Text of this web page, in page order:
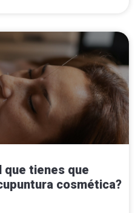
que tienes que
cosmética?